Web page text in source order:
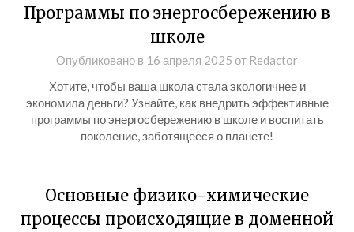
Программы по энергосбережению в
школе
Опубликовано в 16 апреля 2025 от Redactor
Хотите, чтобы ваша школа стала экологичнее и
экономила деньги? Узнайте, как внедрить эффективные
программы по энергосбережению в школе и воспитать
поколение, заботящееся о планете!
Основные физико-химические
процессы происходящие в доменной